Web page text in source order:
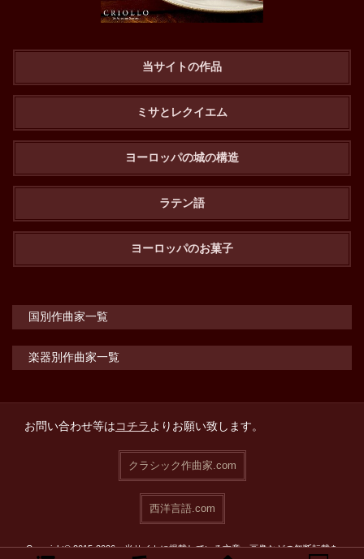
当サイトの作品
ミサとレクイエム
ヨーロッパの城の構造
ラテン語
ヨーロッパのお菓子
国別作曲家一覧
楽器別作曲家一覧
お問い合わせ等はコチラよりお願い致します。
クラシック作曲家.com
西洋言語.com
Copyright© 2015-2026 当サイトに掲載している文章・画像などの無断転載を